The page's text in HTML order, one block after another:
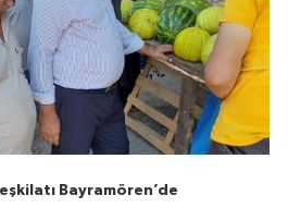
Bayramören’de